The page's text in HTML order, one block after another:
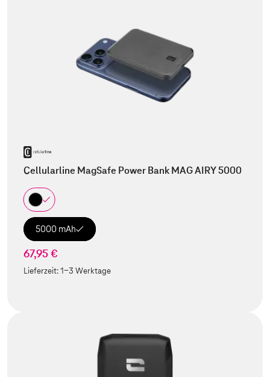
Cellularline MagSafe Power Bank MAG AIRY 5000
5000 mAh
67,95 €
Lieferzeit:1-3 Werktage